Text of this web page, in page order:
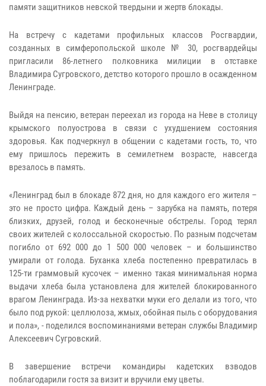
памяти защитников невской твердыни и жертв блокады.
На встречу с кадетами профильных классов Росгвардии,
созданных в симферопольской школе № 30, росгвардейцы
пригласили 86-летнего полковника милиции в отставке
Владимира Сугровского, детство которого прошло в осажденном
Ленинграде.
Выйдя на пенсию, ветеран переехал из города на Неве в столицу
крымского полуострова в связи с ухудшением состояния
здоровья. Как подчеркнул в общении с кадетами гость, то, что
ему пришлось пережить в семилетнем возрасте, навсегда
врезалось в память.
«Ленинград был в блокаде 872 дня, но для каждого его жителя –
это не просто цифра. Каждый день – зарубка на память, потеря
близких, друзей, голод и бесконечные обстрелы. Город терял
своих жителей с колоссальной скоростью. По разным подсчетам
погибло от 692 000 до 1 500 000 человек – и большинство
умирали от голода. Буханка хлеба постепенно превратилась в
125-ти граммовый кусочек – именно такая минимальная норма
выдачи хлеба была установлена для жителей блокированного
врагом Ленинграда. Из-за нехватки муки его делали из того, что
было под рукой: целлюлоза, жмых, обойная пыль с оборудования
и пола», - поделился воспоминаниями ветеран службы Владимир
Алексеевич Сугровский.
В завершение встречи командиры кадетских взводов
поблагодарили гостя за визит и вручили ему цветы.